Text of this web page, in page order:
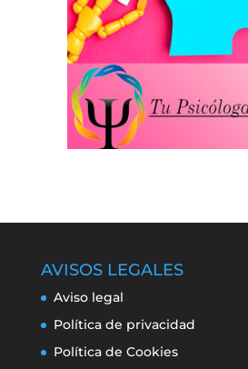
AVISOS LEGALES
Aviso legal
Política de privacidad
Política de Cookies